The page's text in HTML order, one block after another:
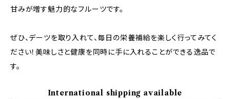
甘みが増す魅力的なフルーツです。
ぜひ、デーツを取り入れて、毎日の栄養補給を楽しく行ってみてく
ださい！美味しさと健康を同時に手に入れることができる逸品で
す。
International shipping available